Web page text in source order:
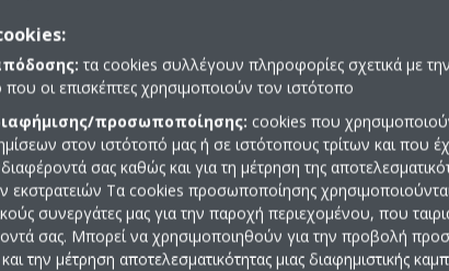
Βρείτε Συνεργάτη
τα cookies συλλέγουν πληροφορίες σχετικά με
που οι επισκέπτες χρησιμοποιούν τον ιστότοπο
προσωποποίησης: cookies που
στον ιστότοπό μας ή σε ιστότοπους τρίτων και που
σας καθώς και για τη μέτρηση της
εκστρατειών Τα cookies προσωποποίησης
συνεργάτες μας για την παροχή περιεχομένου, που
σας. Μπορεί να χρησιμοποιηθούν για την προβολή
την μέτρηση αποτελεσματικότητας μιας διαφημιστικής